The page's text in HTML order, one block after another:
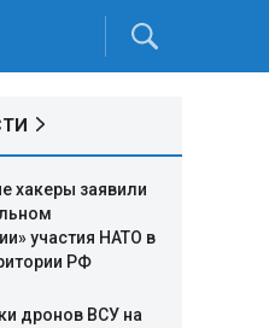
хакеры заявили
участия НАТО в
РФ
дронов ВСУ на